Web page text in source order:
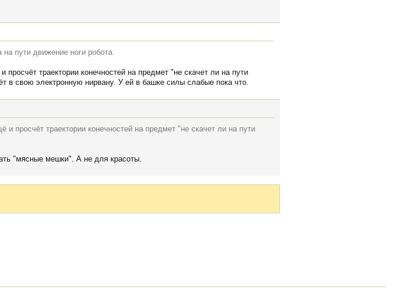
пути движение ноги робота.
траектории конечностей на предмет "не скачет ли на пути
в свою электронную нирвану. У ей в башке силы слабые пока что.
просчёт траектории конечностей на предмет "не скачет ли на пути
"мясные мешки". А не для красоты.